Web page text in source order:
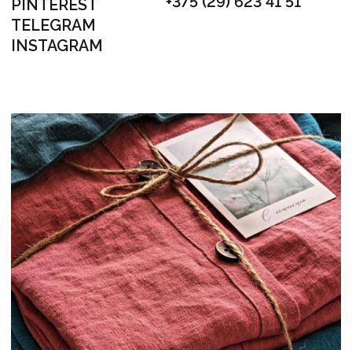
+375 (29) 623 41 51
НОМЕР ДЛЯ СВЯЗИ
НАШ E-MAIL
ПРОДУКЦИЯ
ГОТОВЫЕ ИЗДЕЛИЯ
СЕРТИФИКАТЫ
КОНТАКТЫ
ПУБЛИКАЦИИ
ДОСТАВКА И ОПЛАТА
КАК ЗДЕСЬ ВСЕ УСТРОЕНО
ПОСТЕЛЬНОЕ БЕЛЬЕ
ДЕТСКОЕ ПОСТЕЛЬНОЕ БЕЛЬЁ
ПЛЕДЫ И ОДЕЯЛА
ШТОРЫ
ОДЕЖДА
СТОЛОВЫЙ ТЕКСТИЛЬ
ПОДУШКИ